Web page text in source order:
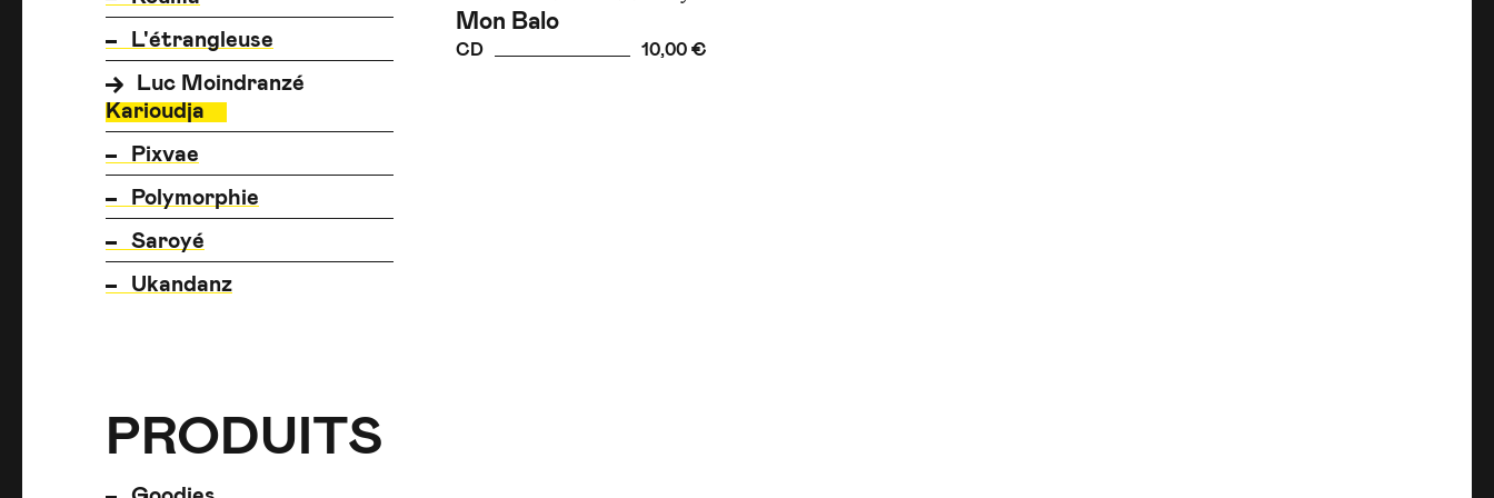
L'étrangleuse
Luc Moindranzé
Karioudja
Pixvae
Polymorphie
Saroyé
Ukandanz
PRODUITS
PRODUITS
PRODUITS
Mon Balo
CD 10,00 €